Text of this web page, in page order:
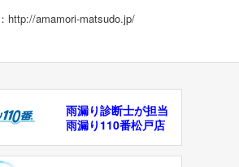
http://amamori-matsudo.jp/
雨漏り診断士が担当
雨漏り110番松戸店